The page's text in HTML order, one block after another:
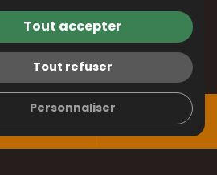
mail
: 8h00 à 12h00
Tout accepter
Tout refuser
Personnaliser